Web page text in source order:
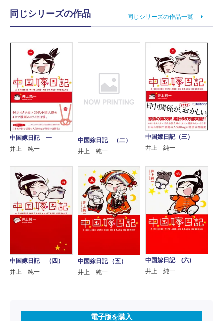
同じシリーズの作品 同じシリーズの作品一覧
中国嫁日記 一
井上 純一
中国嫁日記 （二）
井上 純一
中国嫁日記（三）
井上 純一
中国嫁日記 （四）
井上 純一
中国嫁日記 （五）
井上 純一
中国嫁日記 (六)
井上 純一
電子版を購入